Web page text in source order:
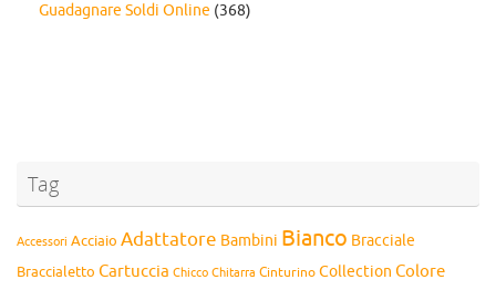
Guadagnare Soldi Online (368)
Tag
Accessori Acciaio Adattatore Bambini Bianco Bracciale
Braccialetto Cartuccia Chicco Chitarra Cinturino Collection Colore